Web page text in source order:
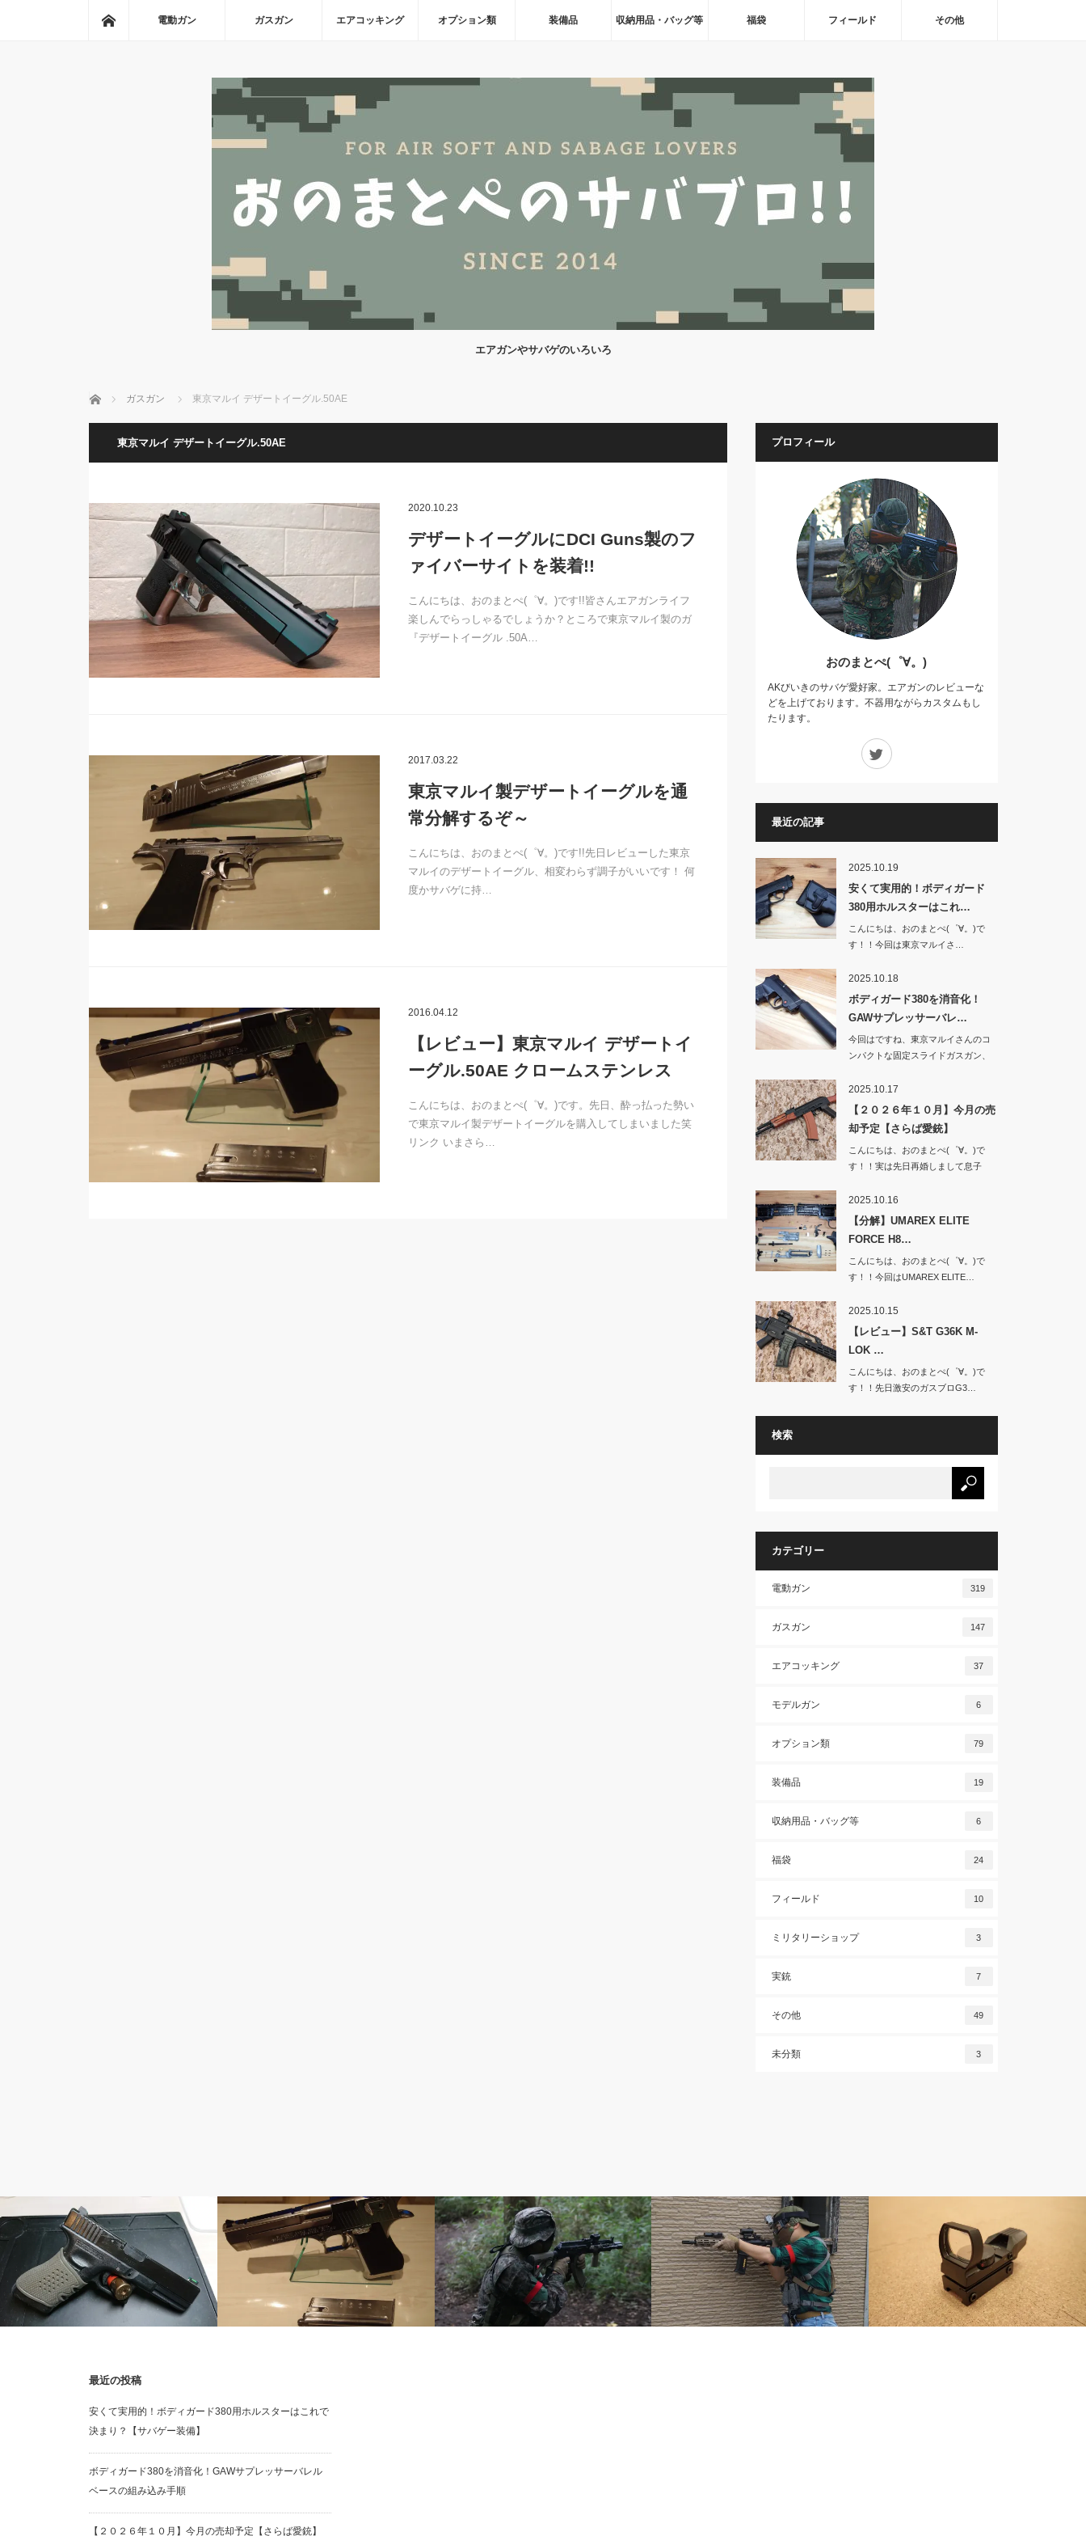
ホーム電動ガン ガスガン エアコッキング オプション類 装備品 収納用品・バッグ等 福袋 フィールド その他
エアガンやサバゲのいろいろ
ホーム ガスガン 東京マルイ デザートイーグル.50AE
東京マルイ デザートイーグル.50AE
2020.10.23
デザートイーグルにDCI Guns製のフ
ァイバーサイトを装着!!
こんにちは、おのまとぺ(゜∀。)です!!皆さんエアガンライフ
楽しんでらっしゃるでしょうか？ところで東京マルイ製のガ
『デザートイーグル .50A…
2017.03.22
東京マルイ製デザートイーグルを通
常分解するぞ～
こんにちは、おのまとぺ(゜∀。)です!!先日レビューした東京
マルイのデザートイーグル、相変わらず調子がいいです！ 何
度かサバゲに持…
2016.04.12
【レビュー】東京マルイ デザートイ
ーグル.50AE クロームステンレス
こんにちは、おのまとぺ(゜∀。)です。先日、酔っ払った勢い
で東京マルイ製デザートイーグルを購入してしまいました笑
リンク いまさら…
プロフィール
おのまとぺ(゜∀。)
AKびいきのサバゲ愛好家。エアガンのレビューな
どを上げております。不器用ながらカスタムもし
たります。
最近の記事
2025.10.19
安くて実用的！ボディガード
380用ホルスターはこれ…
こんにちは、おのまとぺ(゜∀。)で
す！！今回は東京マルイさ…
2025.10.18
ボディガード380を消音化！
GAWサプレッサーバレ…
今回はですね、東京マルイさんのコ
ンパクトな固定スライドガスガン、
2025.10.17
【２０２６年１０月】今月の売
却予定【さらば愛銃】
こんにちは、おのまとぺ(゜∀。)で
す！！実は先日再婚しまして息子
2025.10.16
【分解】UMAREX ELITE
FORCE H8…
こんにちは、おのまとぺ(゜∀。)で
す！！今回はUMAREX ELITE…
2025.10.15
【レビュー】S&T G36K M-
LOK …
こんにちは、おのまとぺ(゜∀。)で
す！！先日激安のガスブロG3…
検索
カテゴリー
電動ガン 319
ガスガン 147
エアコッキング 37
モデルガン 6
オプション類 79
装備品 19
収納用品・バッグ等 6
福袋 24
フィールド 10
ミリタリーショップ 3
実銃 7
その他 49
未分類 3
【レビュー】DCI GUNS製ハイブリッ
【レビュー】東京マルイ デザートイーグ
最近の投稿
安くて実用的！ボディガード380用ホルスターはこれで
決まり？【サバゲー装備】
ボディガード380を消音化！GAWサプレッサーバレル
ベースの組み込み手順
【２０２６年１０月】今月の売却予定【さらば愛銃】